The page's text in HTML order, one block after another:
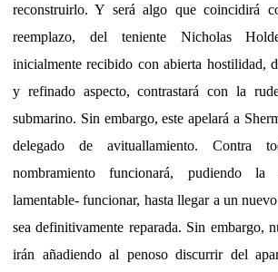
reconstruirlo. Y será algo que coincidirá
reemplazo, del teniente Nicholas
inicialmente recibido con abierta hostilidad,
y refinado aspecto, contrastará con la
submarino. Sin embargo, este apelará a
delegado de avituallamiento. Contra
nombramiento funcionará, pudiendo
lamentable- funcionar, hasta llegar a un
sea definitivamente reparada. Sin embargo,
irán añadiendo al penoso discurrir del